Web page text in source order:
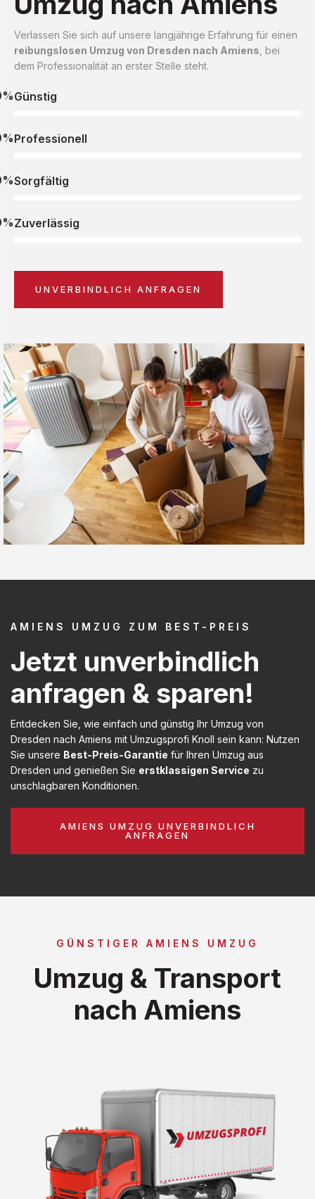
Verlassen Sie sich auf unsere langjährige Erfahrung für einen
reibungslosen Umzug von Dresden nach Amiens , bei
dem Professionalität an erster Stelle steht.
Günstig
Professionell
Sorgfältig
Zuverlässig
UNVERBINDLICH ANFRAGEN
AMIENS UMZUG ZUM BEST-PREIS
Jetzt unverbindlich
anfragen & sparen!
Entdecken Sie, wie einfach und günstig Ihr Umzug von
Dresden nach Amiens mit Umzugsprofi Knoll sein kann: Nutzen
Sie unsere Best-Preis-Garantie für Ihren Umzug aus
Dresden und genießen Sie erstklassigen Service zu
unschlagbaren Konditionen.
AMIENS UMZUG UNVERBINDLICH
ANFRAGEN
GÜNSTIGER AMIENS UMZUG
Umzug & Transport
nach Amiens